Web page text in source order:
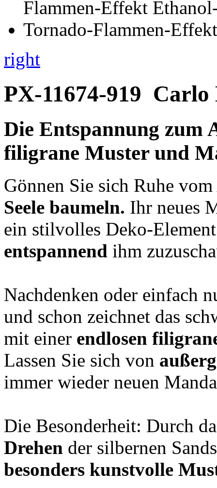
right
PX-11674-919 Carlo
Die Entspannung zum
filigrane Muster und
Gönnen Sie sich Ruhe
Seele baumeln. Ihr neues
ein stilvolles Deko-
entspannend ihm
Nachdenken oder einfach
und schon zeichnet das
mit einer endlosen
Lassen Sie sich von
immer wieder neuen
Die Besonderheit: Durch
Drehen der silbernen
besonders kunstvolle